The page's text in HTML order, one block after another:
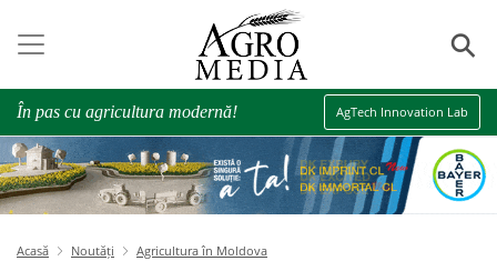
⚲
În pas cu agricultura modernă! AgTech Innovation Lab
Acasă Noutăți Agricultura în Moldova